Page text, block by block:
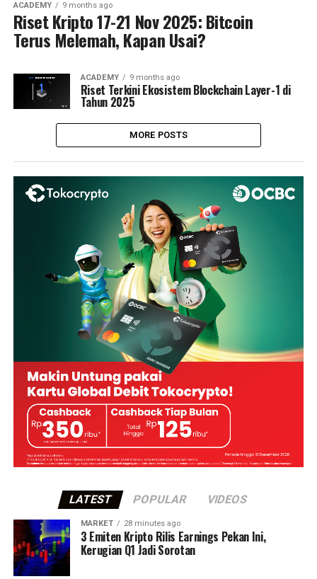
ACADEMY 9 months ago
Riset Kripto 17-21 Nov 2025: Bitcoin
Terus Melemah, Kapan Usai?
ACADEMY 9 months ago
Riset Terkini Ekosistem Blockchain Layer-1 di
Tahun 2025
MORE POSTS
LATEST POPULAR VIDEOS
MARKET 28 minutes ago
3 Emiten Kripto Rilis Earnings Pekan Ini,
Kerugian Q1 Jadi Sorotan